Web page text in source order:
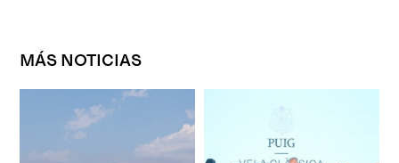
MÁS NOTICIAS